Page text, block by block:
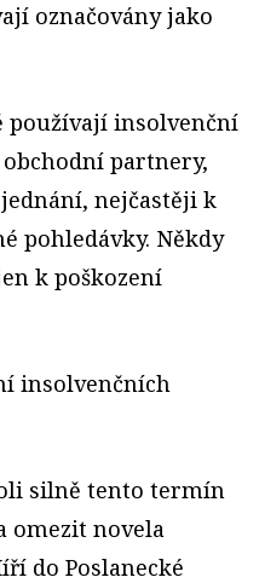
označovány jako
používají insolvenční
partnery,
nejčastěji k
pohledávky. Někdy
k poškození
insolvenčních
silně tento termín
omezit novela
do Poslanecké